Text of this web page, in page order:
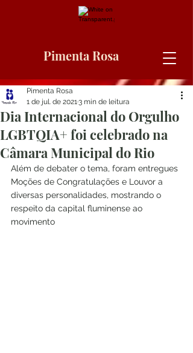
Pimenta Rosa
Dia Internacional do Orgulho
LGBTQIA+ foi celebrado na
Câmara Municipal do Rio
Pimenta Rosa
1 de jul. de 20213 min de leitura
Além de debater o tema, foram entregues
Moções de Congratulações e Louvor a
diversas personalidades, mostrando o
respeito da capital fluminense ao
movimento